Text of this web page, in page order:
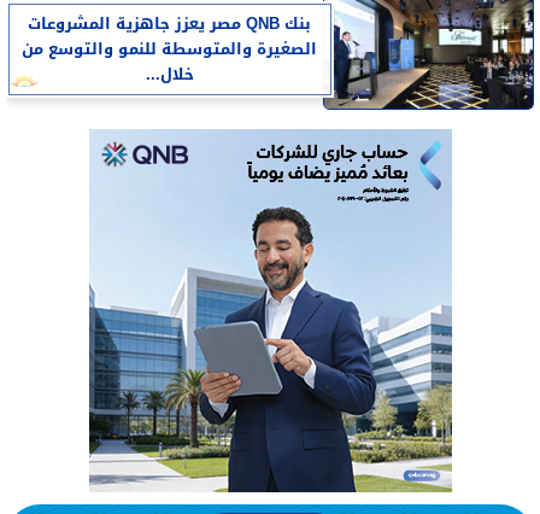
بنك QNB مصر يعزز جاهزية المشروعات
الصغيرة والمتوسطة للنمو والتوسع من
خلال...